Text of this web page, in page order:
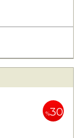
%30